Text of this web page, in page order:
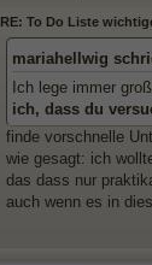
RE: To Do Liste
mariahellwig
Ich lege immer
ich, dass du
finde vorschnelle
wie gesagt: ich
das dass nur
auch wenn es in